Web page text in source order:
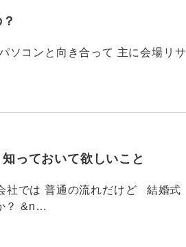
コンと向き合って 主に会場リサ
っておいて欲しいこと
では 普通の流れだけど 結婚式
？ &n…